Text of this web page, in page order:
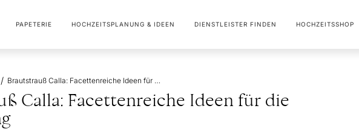
PAPETERIE HOCHZEITSPLANUNG & IDEEN DIENSTLEISTER FINDEN HOCHZEITSSHOP
/ Brautstrauß Calla: Facettenreiche Ideen für die Gestaltung
Calla: Facettenreiche Ideen für die